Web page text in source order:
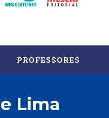
PROFESSORES
Lima